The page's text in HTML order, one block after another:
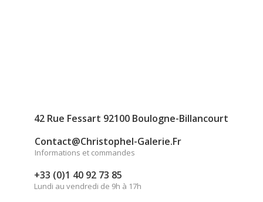
42 Rue Fessart 92100 Boulogne-Billancourt
Contact@christophel-Galerie.fr
Informations et commandes
+33 (0)1 40 92 73 85
Lundi au vendredi de 9h à 17h